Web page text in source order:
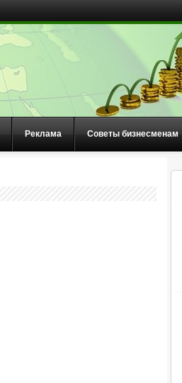
Реклама Советы бизнесменам